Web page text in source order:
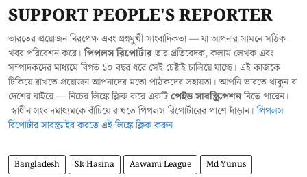
SUPPORT PEOPLE'S REPORTER
ভারতের প্রয়োজন নিরপেক্ষ এবং প্রশ্নমুখী সাংবাদিকতা — যা আপনার সামনে সঠিক
খবর পরিবেশন করে।পিপলস রিপোর্টারতার প্রতিবেদক, কলাম লেখক এবং
সম্পাদকদের মাধ্যমে বিগত ১০ বছর ধরে সেই চেষ্টাই চালিয়ে যাচ্ছে। এই কাজকে
টিকিয়ে রাখতে প্রয়োজন আপনাদের মতো পাঠকদের সহায়তা। আপনি ভারতে থাকুন বা
দেশের বাইরে — নিচের লিঙ্কে ক্লিক করে একটিপেইড সাবস্ক্রিপশননিতে পারেন।
স্বাধীন সংবাদমাধ্যমকে বাঁচিয়ে রাখতে পিপলস রিপোর্টারের পাশে দাঁড়ান।পিপলস
রিপোর্টার সাবস্ক্রাইব করতে এই লিঙ্কে ক্লিক করুন
Bangladesh Sk Hasina Aawami League Md Yunus